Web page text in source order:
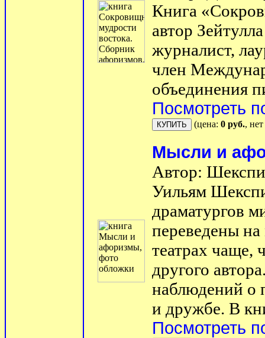
Книга
автор
журналист,
член
объединения
Посмотреть
(цена: 0 руб.,
Мысли и
Автор:
Уильям
драматургов
переведены на
театрах чаще,
другого
наблюдений о
и дружбе. В
Посмотреть